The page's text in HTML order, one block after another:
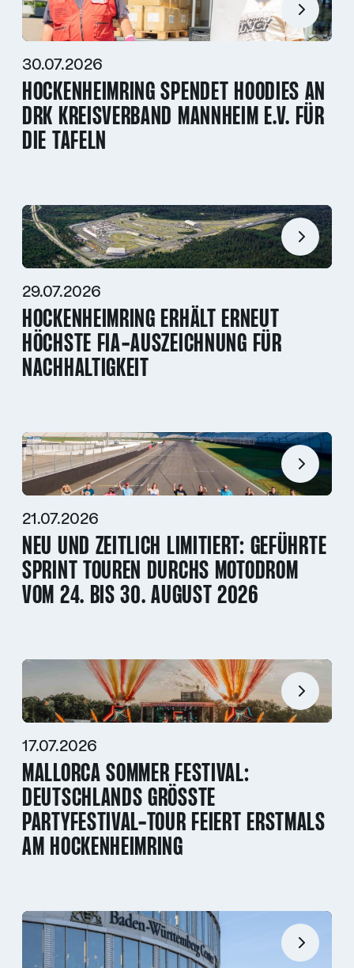
30.07.2026
HOCKENHEIMRING SPENDET HOODIES AN
DRK KREISVERBAND MANNHEIM E.V. FÜR
DIE TAFELN
29.07.2026
HOCKENHEIMRING ERHÄLT ERNEUT
HÖCHSTE FIA-AUSZEICHNUNG FÜR
NACHHALTIGKEIT
21.07.2026
NEU UND ZEITLICH LIMITIERT: GEFÜHRTE
SPRINT TOUREN DURCHS MOTODROM
VOM 24. BIS 30. AUGUST 2026
17.07.2026
MALLORCA SOMMER FESTIVAL:
DEUTSCHLANDS GRÖSSTE P
ARTYFESTIVAL-TOUR FEIERT ERSTMALS A
M HOCKENHEIMRING